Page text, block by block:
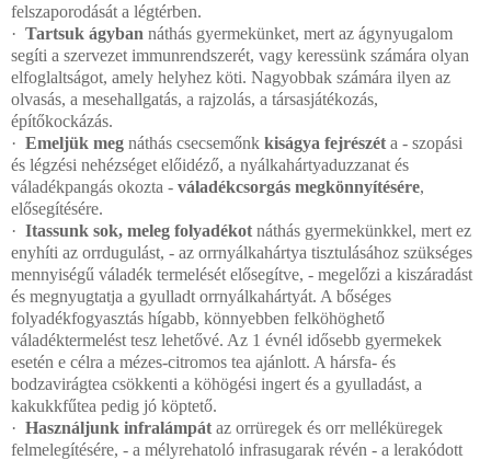
felszaporodását a légtérben.
· Tartsuk ágyban náthás gyermekünket, mert az ágynyugalom
segíti a szervezet immunrendszerét, vagy keressünk számára olyan
elfoglaltságot, amely helyhez köti. Nagyobbak számára ilyen az
olvasás, a mesehallgatás, a rajzolás, a társasjátékozás,
építőkockázás.
· Emeljük meg náthás csecsemőnk kiságya fejrészét a - szopási
és légzési nehézséget előidéző, a nyálkahártyaduzzanat és
váladékpangás okozta - váladékcsorgás megkönnyítésére,
elősegítésére.
· Itassunk sok, meleg folyadékot náthás gyermekünkkel, mert ez
enyhíti az orrdugulást, - az orrnyálkahártya tisztulásához szükséges
mennyiségű váladék termelését elősegítve, - megelőzi a kiszáradást
és megnyugtatja a gyulladt orrnyálkahártyát. A bőséges
folyadékfogyasztás hígabb, könnyebben felköhöghető
váladéktermelést tesz lehetővé. Az 1 évnél idősebb gyermekek
esetén e célra a mézes-citromos tea ajánlott. A hársfa- és
bodzavirágtea csökkenti a köhögési ingert és a gyulladást, a
kakukkfűtea pedig jó köptető.
· Használjunk infralámpát az orrüregek és orr melléküregek
felmelegítésére, - a mélyrehatoló infrasugarak révén - a lerakódott